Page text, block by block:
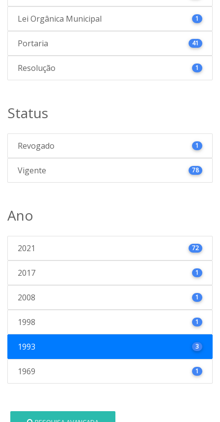
Lei Orgânica Municipal 1
Portaria 41
Resolução 1
Status
Revogado 1
Vigente 78
Ano
2021 72
2017 1
2008 1
1998 1
1993 3
1969 1